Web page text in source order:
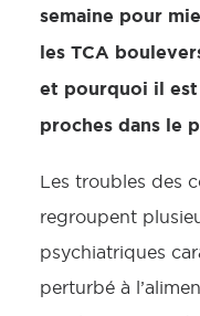
semaine pour
les TCA
et pourquoi il est
proches dans le
Les troubles des
regroupent
psychiatriques
perturbé à